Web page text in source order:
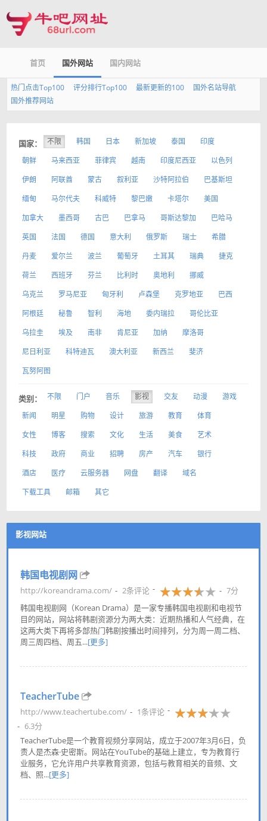
首页 国外网站 国内网站
热门点击Top100 评分排行Top100 最新更新的100
国外名站导航
国外推荐网站
国家： 不限 韩国 日本 新加坡 泰国
印度
朝鲜
马来西亚 菲律宾 越南 印度尼西亚
以色列
伊朗
阿联酋 蒙古 叙利亚 沙特阿拉伯
巴基斯坦
缅甸
马尔代夫 科威特 黎巴嫩 卡塔尔
美国
加拿大
墨西哥 古巴 巴拿马 哥斯达黎加
巴哈马
英国
法国 德国 意大利 俄罗斯 瑞士
希腊
丹麦
爱尔兰 波兰 葡萄牙 土耳其 瑞典
捷克
荷兰
西班牙 芬兰 比利时 奥地利
挪威
乌克兰
罗马尼亚 匈牙利 卢森堡 克罗地亚
巴西
阿根廷
秘鲁 智利 海地 委内瑞拉
哥伦比亚
乌拉圭
埃及 南非 肯尼亚 加纳
摩洛哥
尼日利亚
科特迪瓦 澳大利亚 新西兰
斐济
瓦努阿图
类别： 不限 门户 音乐 影视 交友 动漫
游戏
新闻
明星 购物 设计 旅游 教育
体育
女性
博客 搜索 文化 生活 美食
艺术
科技
政府 商业 招聘 房产 汽车
银行
酒店
医疗 云服务器 网盘 翻译
域名
下载工具
邮箱 其它
影视网站
韩国电视剧网
http://koreandrama.com/ 2条评论
7分
韩国电视剧网（Korean Drama）是一家专播韩国电视剧和电视节
目的网站，网站将韩剧资源分为两大类：近期热播和人气经典，在
这两大类下再将多部热门韩剧按播出时间排列，分为周一周二档、
周三周四档、周五...[更多]
TeacherTube
http://www.teachertube.com/
1条评论
6.3分
TeacherTube是一个教育视频分享网站，成立于2007年3月6日，负
责人是杰森·史密斯。网站在YouTube的基础上建立，专为教育行
业服务，它允许用户共享教育资源，包括与教育相关的音频、文
档、照...[更多]